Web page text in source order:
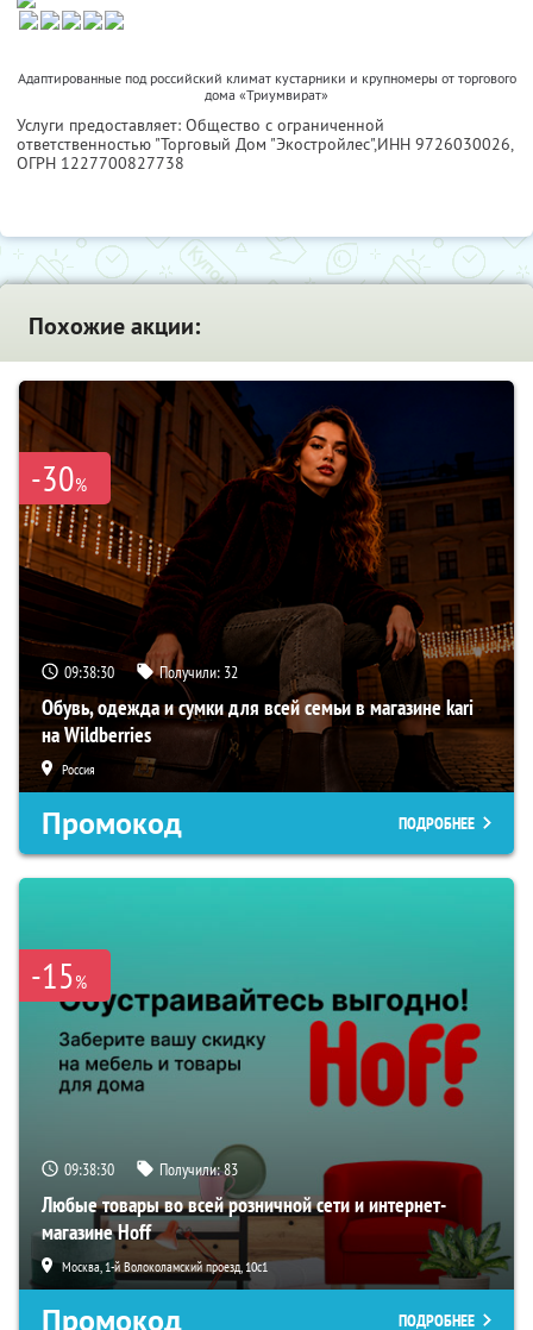
Адаптированные под российский климат кустарники и крупномеры от торгового
дома «Триумвират»
Услуги предоставляет: Общество с ограниченной
ответственностью "Торговый Дом "Экостройлес",ИНН 9726030026,
ОГРН 1227700827738
Похожие акции:
-30%
09:38:29 Получили: 32
Обувь, одежда и сумки для всей семьи в магазине kari
на Wildberries
Россия
Промокод ПОДРОБНЕЕ
-15%
09:38:29 Получили:83
Любые товары во всей розничной сети и интернет-
магазине Hoff
Москва, 1-й Волоколамский проезд, 10с1
Промокод ПОДРОБНЕЕ